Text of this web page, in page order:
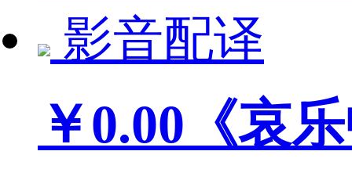
影音配译
￥0.00 《哀